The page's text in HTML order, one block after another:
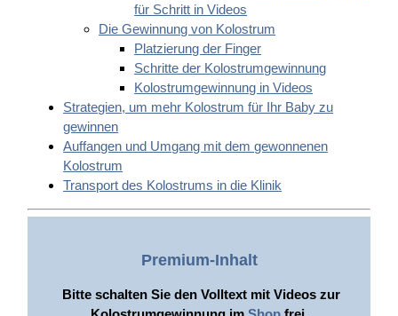
für Schritt in Videos
Die Gewinnung von Kolostrum
Platzierung der Finger
Schritte der Kolostrumgewinnung
Kolostrumgewinnung in Videos
Strategien, um mehr Kolostrum für Ihr Baby zu
gewinnen
Auffangen und Umgang mit dem gewonnenen
Kolostrum
Transport des Kolostrums in die Klinik
Premium-Inhalt
Bitte schalten Sie den Volltext mit Videos zur